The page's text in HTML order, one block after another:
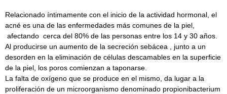
Relacionado íntimamente con el inicio de la actividad hormonal, el
acné es una de las enfermedades más comunes de la piel,
afectando cerca del 80% de las personas entre los 14 y 30 años.
Al producirse un aumento de la secreción sebácea , junto a un
desorden en la eliminación de células descamables en la superficie
de la piel, los poros comienzan a taponarse.
La falta de oxígeno que se produce en el mismo, da lugar a la
proliferación de un microorganismo denominado propionibacterium